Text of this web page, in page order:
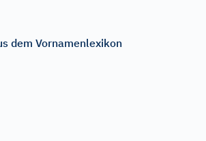
dem Vornamenlexikon